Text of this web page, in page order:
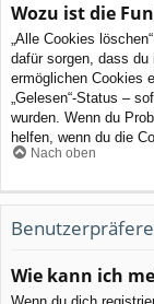
Wozu ist die
„Alle Cookies
dafür sorgen, dass du
ermöglichen Cookies
„Gelesen“-Status –
wurden. Wenn du
helfen, wenn du die
Nach oben
Wie kann ich